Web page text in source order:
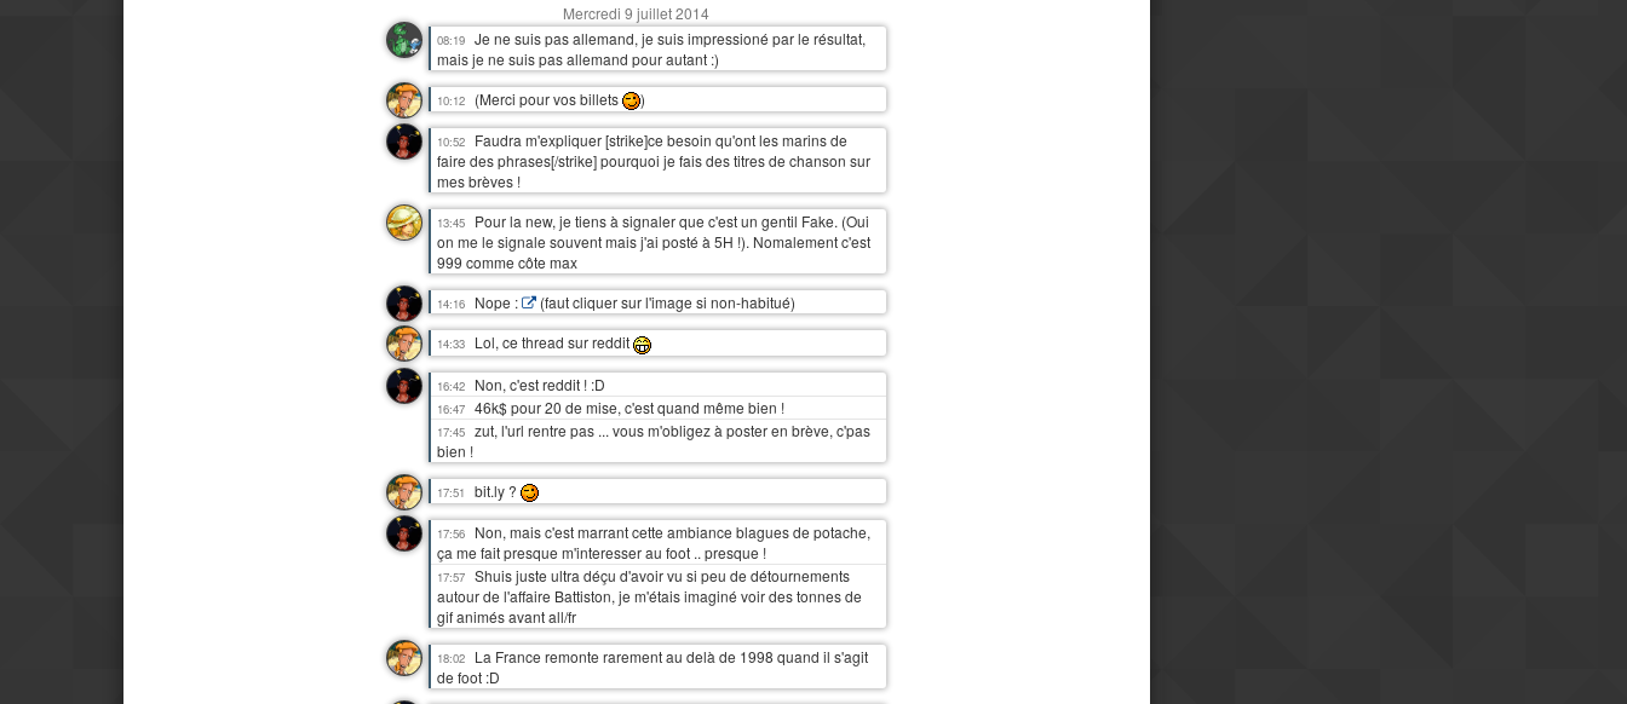
Mercredi 9 juillet 2014
08:19 Je ne suis pas allemand, je suis impressioné par le résultat,
mais je ne suis pas allemand pour autant :)
10:12 (Merci pour vos billets )
10:52
Faudra m'expliquer [strike]ce besoin qu'ont les marins de
faire des phrases[/strike] pourquoi je fais des titres de chanson sur
mes brèves !
13:45
Pour la new, je tiens à signaler que c'est un gentil Fake. (Oui
on me le signale souvent mais j'ai posté à 5H !). Nomalement c'est
999 comme côte max
14:16 Nope : (faut cliquer sur l'image si non-habitué)
14:33 Lol, ce thread sur reddit
16:42 Non, c'est reddit ! :D
16:47 46k$ pour 20 de mise, c'est quand même bien !
17:45 zut, l'url rentre pas ... vous m'obligez à poster en brève, c'pas
bien !
17:51 bit.ly ?
17:56
Non, mais c'est marrant cette ambiance blagues de potache,
ça me fait presque m'interesser au foot .. presque !
17:57 Shuis juste ultra déçu d'avoir vu si peu de détournements
autour de l'affaire Battiston, je m'étais imaginé voir des tonnes de
gif animés avant all/fr
18:02
La France remonte rarement au delà de 1998 quand il s'agit
de foot :D